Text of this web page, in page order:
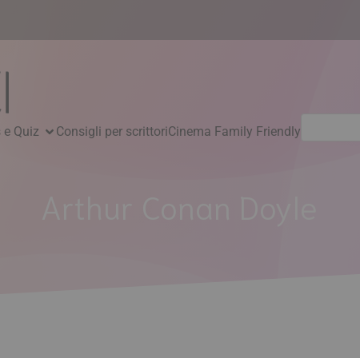
e Quiz Consigli per scrittoriCinema Family Friendlyper: